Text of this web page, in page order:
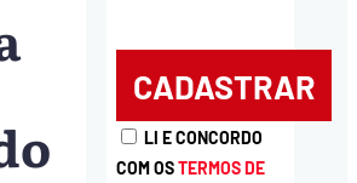
LI E CONCORDO
COM OSTERMOS DE